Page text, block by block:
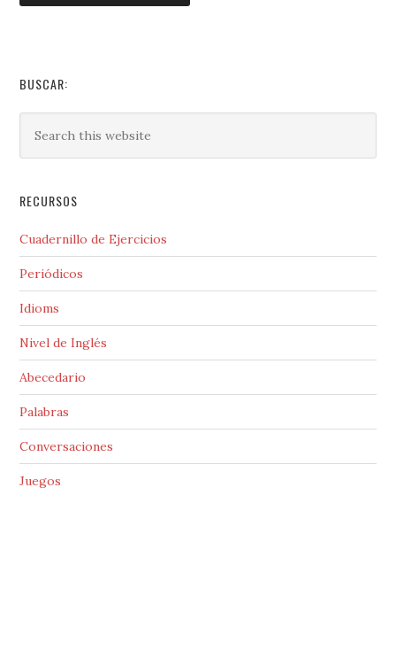
BUSCAR:
RECURSOS
Cuadernillo de Ejercicios
Periódicos
Idioms
Nivel de Inglés
Abecedario
Palabras
Conversaciones
Juegos